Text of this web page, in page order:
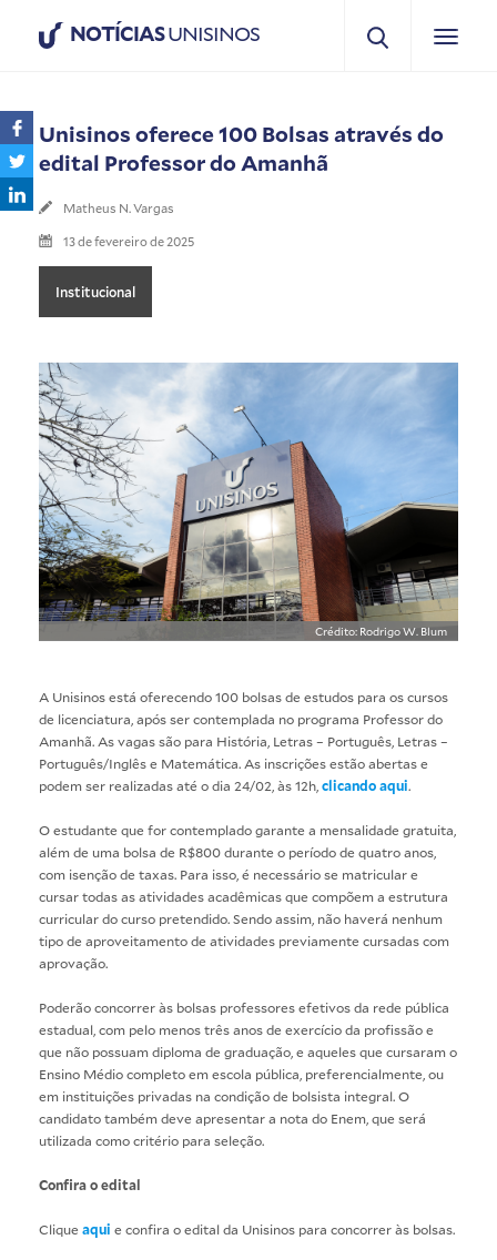
NOTÍCIASUNISINOS
Unisinos oferece 100 Bolsas através do
edital Professor do Amanhã
Matheus N. Vargas
13 de fevereiro de 2025
Institucional
Crédito: Rodrigo W. Blum
A Unisinos está oferecendo 100 bolsas de estudos para os cursos
de licenciatura, após ser contemplada no programa Professor do
Amanhã. As vagas são para História, Letras – Português, Letras –
Português/Inglês e Matemática. As inscrições estão abertas e
podem ser realizadas até o dia 24/02, às 12h, clicando aqui.
O estudante que for contemplado garante a mensalidade gratuita,
além de uma bolsa de R$800 durante o período de quatro anos,
com isenção de taxas. Para isso, é necessário se matricular e
cursar todas as atividades acadêmicas que compõem a estrutura
curricular do curso pretendido. Sendo assim, não haverá nenhum
tipo de aproveitamento de atividades previamente cursadas com
aprovação.
Poderão concorrer às bolsas professores efetivos da rede pública
estadual, com pelo menos três anos de exercício da profissão e
que não possuam diploma de graduação, e aqueles que cursaram o
Ensino Médio completo em escola pública, preferencialmente, ou
em instituições privadas na condição de bolsista integral. O
candidato também deve apresentar a nota do Enem, que será
utilizada como critério para seleção.
Confira o edital
Clique aqui e confira o edital da Unisinos para concorrer às bolsas.